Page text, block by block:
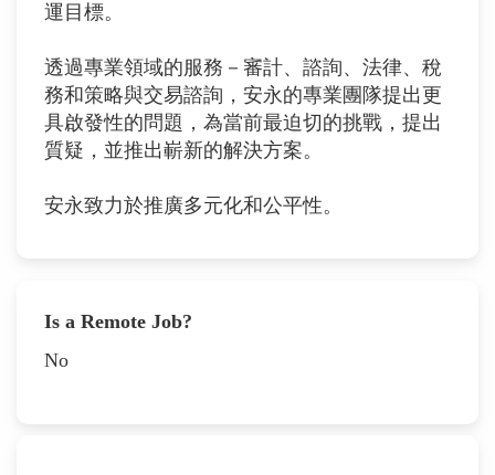
運目標。
透過專業領域的服務－審計、諮詢、法律、稅
務和策略與交易諮詢，安永的專業團隊提出更
具啟發性的問題，為當前最迫切的挑戰，提出
質疑，並推出嶄新的解決方案。
安永致力於推廣多元化和公平性。
Is a Remote Job?
No